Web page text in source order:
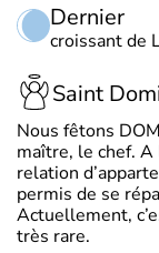
Dernier
croissant de
Saint
Nous fêtons
maître, le chef. A
relation
permis de se
Actuellement,
très rare.